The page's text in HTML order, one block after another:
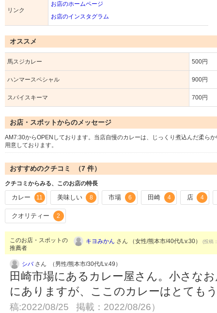
リンク
お店のホームページ
お店のインスタグラム
オススメ
馬スジカレー 500円
ハンマースペシャル 900円
スパイスキーマ 700円
お店・スポットからのメッセージ
AM7:30からOPENしております。当店自慢のカレーは、じっくり煮込んだ柔ら
用意しております。
おすすめのクチコミ （7 件）
クチコミからみる、このお店の特長
カレー 11 美味しい 8 市場 6 田崎 4 店 4
クオリティー 2
このお店・スポットの
推薦者
キヨみかん さん （女性/熊本市/40代/Lv.30） (投稿
シバさん （男性/熊本市/30代/Lv.49）
田崎市場にあるカレー屋さん。小さな
にありますが、ここのカレーはとても
稿:2022/08/25 掲載：2022/08/26）